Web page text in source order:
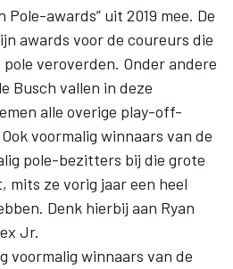
Pole-awards” uit 2019 mee. De
awards voor de coureurs die
veroverden. Onder andere
Busch vallen in deze
alle overige play-off-
voormalig winnaars van de
pole-bezitters bij die grote
mits ze vorig jaar een heel
Denk hierbij aan Ryan
Jr.
voormalig winnaars van de